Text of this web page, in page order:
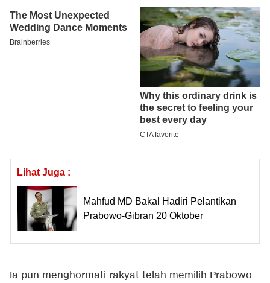
Lihat Juga :
Mahfud MD Bakal Hadiri Pelantikan
Prabowo-Gibran 20 Oktober
Ia pun menghormati rakyat telah memilih Prabowo